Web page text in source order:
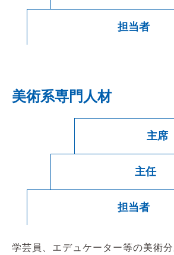
担当者
美術系専門人材
担当者
主任
主席
学芸員、エデュケーター等の美術分